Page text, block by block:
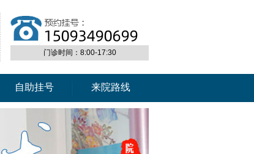
门诊时间：8:00-17:30
自助挂号 来院路线